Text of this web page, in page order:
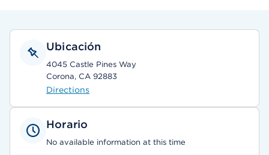
Ubicación
4045 Castle Pines Way
Corona, CA 92883
Directions
Horario
No available information at this time